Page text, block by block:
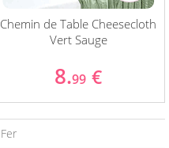
Chemin de Table Cheesecloth
Vert Sauge
8.99 €
Fer